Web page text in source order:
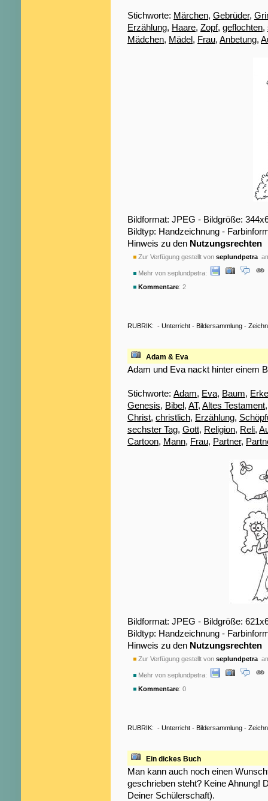
Stichworte: Märchen, Gebrüder,
Erzählung, Haare, Zopf, geflochten,
Mädchen, Mädel, Frau, Anbetung,
Bildformat: JPEG - Bildgröße:
Bildtyp: Handzeichnung -
Hinweis zu den Nutzungsrechten
Zur Verfügung gestellt von seplundpetra
Mehr von seplundpetra:
Kommentare: 2
RUBRIK: - Unterricht - Bildersammlung -
Adam & Eva
Adam und Eva nackt hinter einem
Stichworte: Adam, Eva, Baum,
Genesis, Bibel, AT, Altes Testament
Christ, christlich, Erzählung,
sechster Tag, Gott, Religion, Reli,
Cartoon, Mann, Frau, Partner,
Bildformat: JPEG - Bildgröße:
Bildtyp: Handzeichnung -
Hinweis zu den Nutzungsrechten
Zur Verfügung gestellt von seplundpetra
Mehr von seplundpetra:
Kommentare: 0
RUBRIK: - Unterricht - Bildersammlung -
Ein dickes Buch
Man kann auch noch einen
geschrieben steht? Keine Ahnung!
Deiner Schülerschaft).